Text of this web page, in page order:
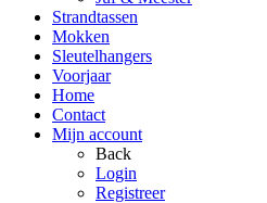
Strandtassen
Mokken
Sleutelhangers
Voorjaar
Home
Contact
Mijn account
Back
Login
Registreer